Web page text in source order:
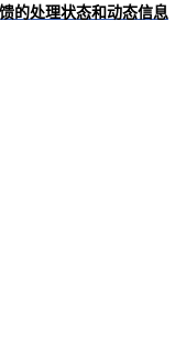
的处理状态和动态信息